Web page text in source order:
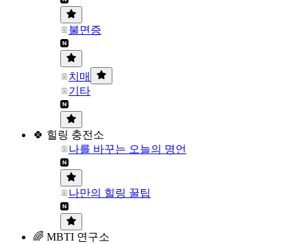
불면증
치매
기타
🍀 힐링 충전소
나를 바꾸는 오늘의 명언
나만의 힐링 꿀팁
🌈 MBTI 연구소